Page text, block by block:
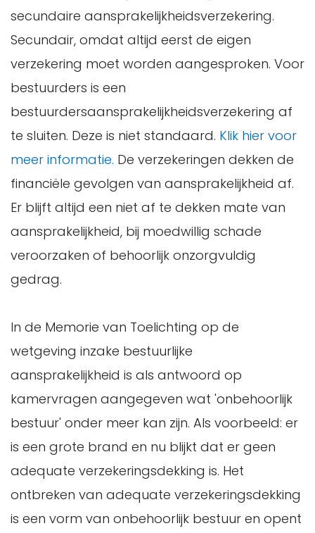
secundaire aansprakelijkheidsverzekering.
Secundair, omdat altijd eerst de eigen
verzekering moet worden aangesproken. Voor
bestuurders is een
bestuurdersaansprakelijkheidsverzekering af
te sluiten. Deze is niet standaard. Klik hier voor
meer informatie. De verzekeringen dekken de
financiële gevolgen van aansprakelijkheid af.
Er blijft altijd een niet af te dekken mate van
aansprakelijkheid, bij moedwillig schade
veroorzaken of behoorlijk onzorgvuldig
gedrag.
In de Memorie van Toelichting op de
wetgeving inzake bestuurlijke
aansprakelijkheid is als antwoord op
kamervragen aangegeven wat 'onbehoorlijk
bestuur' onder meer kan zijn. Als voorbeeld: er
is een grote brand en nu blijkt dat er geen
adequate verzekeringsdekking is. Het
ontbreken van adequate verzekeringsdekking
is een vorm van onbehoorlijk bestuur en opent